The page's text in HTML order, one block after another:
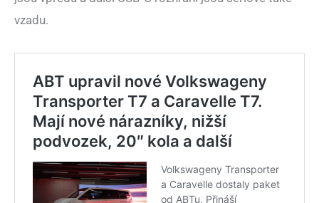
vzadu.